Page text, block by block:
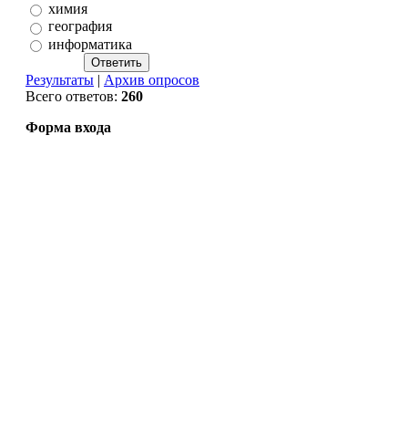
химия
география
информатика
Результаты | Архив опросов
Всего ответов: 260
Форма входа